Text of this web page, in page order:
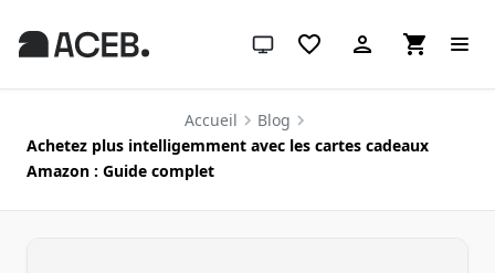
Thème système (cliquez pour clair)
Accueil
Blog
Achetez plus intelligemment avec les cartes cadeaux
Amazon : Guide complet